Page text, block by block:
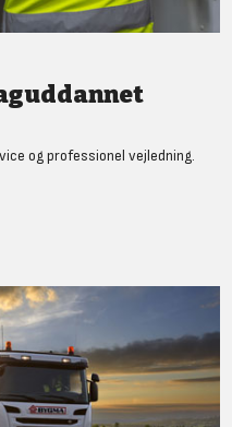
og professionel vejledning.